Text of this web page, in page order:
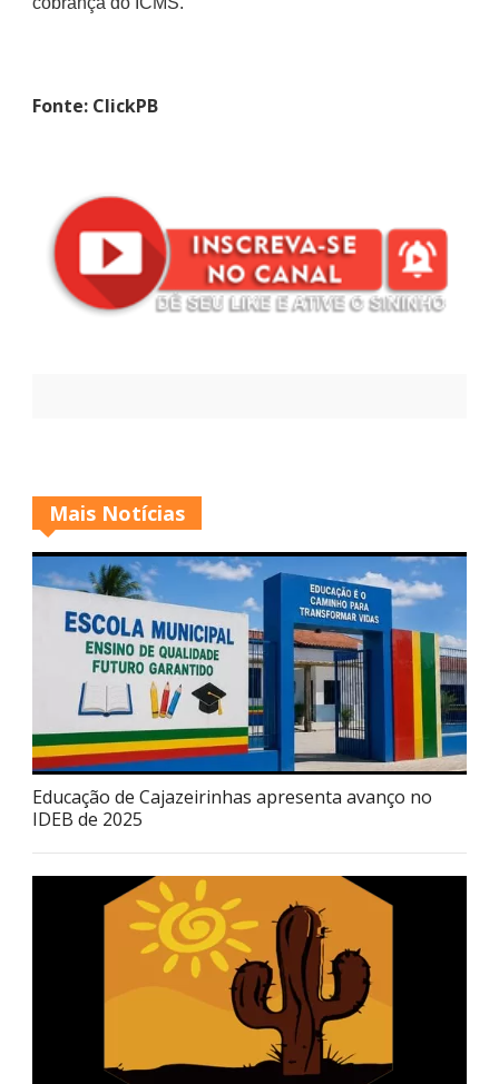
Fonte: ClickPB
Mais Notícias
Educação de Cajazeirinhas apresenta avanço no
IDEB de 2025